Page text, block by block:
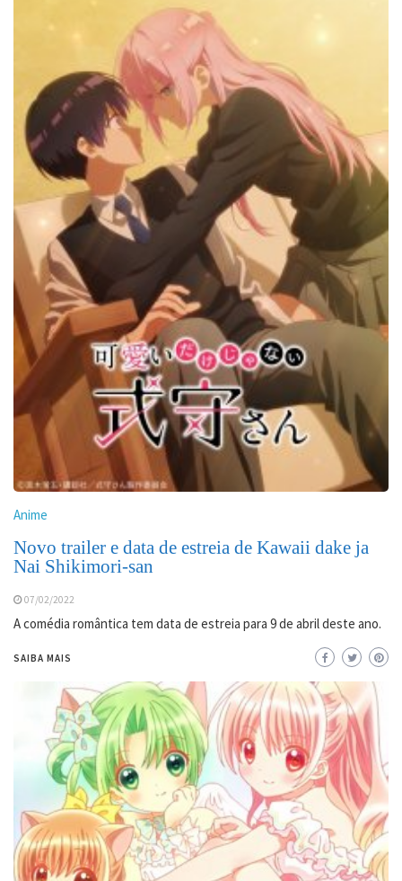
Anime
Novo trailer e data de estreia de Kawaii dake ja
Nai Shikimori-san
07/02/2022
A comédia romântica tem data de estreia para 9 de abril deste ano.
SAIBA MAIS